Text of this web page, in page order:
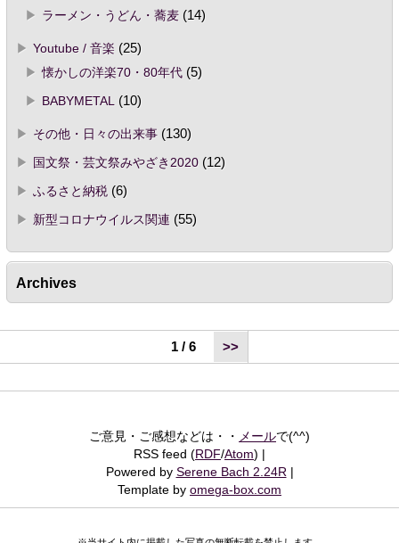
ラーメン・うどん・蕎麦(14)
Youtube / 音楽 (25)
懐かしの洋楽70・80年代(5)
BABYMETAL
(10)
その他・日々の出来事(130)
国文祭・芸文祭みやざき2020(12)
ふるさと納税(6)
新型コロナウイルス関連 (55)
Archives
1 / 6 >>
ご意見・ご感想などは・・ メールで(^^)
RSS feed (RDF/Atom)
Powered by Serene Bach 2.24R
Template by omega-box.com